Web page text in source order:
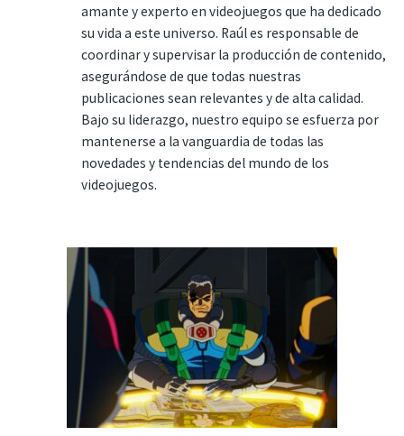
amante y experto en videojuegos que ha dedicado
su vida a este universo. Raúl es responsable de
coordinar y supervisar la producción de contenido,
asegurándose de que todas nuestras
publicaciones sean relevantes y de alta calidad.
Bajo su liderazgo, nuestro equipo se esfuerza por
mantenerse a la vanguardia de todas las
novedades y tendencias del mundo de los
videojuegos.